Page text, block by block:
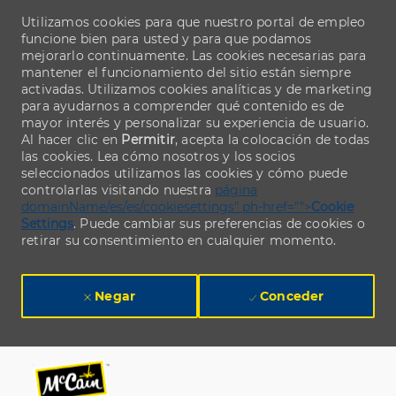
Utilizamos cookies para que nuestro portal de empleo
funcione bien para usted y para que podamos
mejorarlo continuamente. Las cookies necesarias para
mantener el funcionamiento del sitio están siempre
activadas. Utilizamos cookies analíticas y de marketing
para ayudarnos a comprender qué contenido es de
mayor interés y personalizar su experiencia de usuario.
Al hacer clic en Permitir, acepta la colocación de todas
las cookies. Lea cómo nosotros y los socios
seleccionados utilizamos las cookies y cómo puede
controlarlas visitando nuestra página
domainName/es/es/cookiesettings" ph-href="">Cookie
Settings. Puede cambiar sus preferencias de cookies o
retirar su consentimiento en cualquier momento.
Negar Conceder